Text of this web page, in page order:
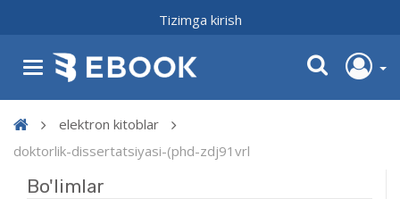
Tizimga kirish
elektron kitoblar
doktorlik-dissertatsiyasi-(phd-zdj91vrl
Bo'limlar